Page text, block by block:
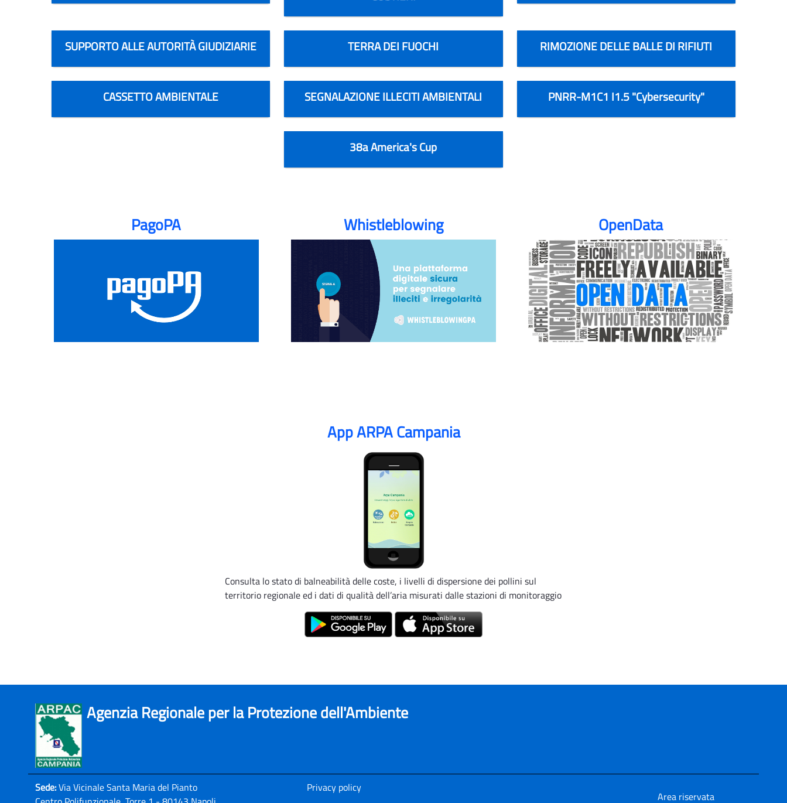
SUPPORTO ALLE AUTORITÀ GIUDIZIARIE TERRA DEI FUOCHI RIMOZIONE DELLE BALLE DI RIFIUTI
CASSETTO AMBIENTALE SEGNALAZIONE ILLECITI AMBIENTALI PNRR-M1C1 I1.5 "Cybersecurity"
38a America's Cup
PagoPA Whistleblowing OpenData
App ARPA Campania
Consulta lo stato di balneabilità delle coste, i livelli di dispersione dei pollini sul
territorio regionale ed i dati di qualità dell’aria misurati dalle stazioni di monitoraggio
Agenzia Regionale per la Protezione dell'Ambiente
Sede:Via Vicinale Santa Maria del Pianto
Privacy policy
Area riservata